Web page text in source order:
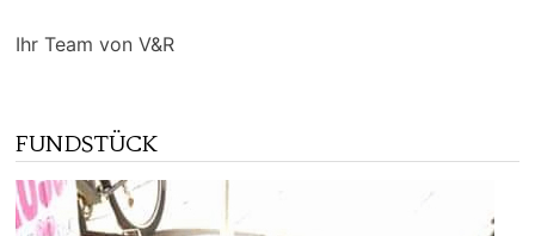
Ihr Team von V&R
FUNDSTÜCK